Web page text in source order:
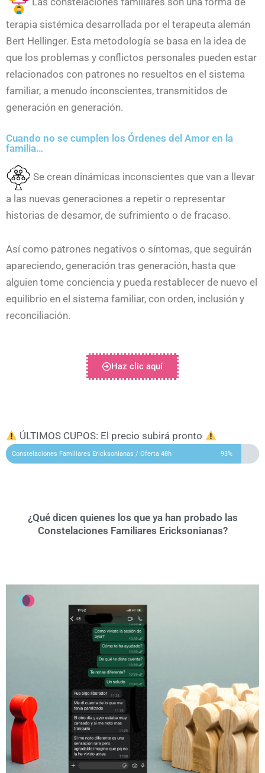
terapia sistémica desarrollada por el terapeuta alemán
Bert Hellinger. Esta metodología se basa en la idea de
que los problemas y conflictos personales pueden estar
relacionados con patrones no resueltos en el sistema
familiar, a menudo inconscientes, transmitidos de
generación en generación.
Cuando no se cumplen los Órdenes del Amor en la
familia…
Se crean dinámicas inconscientes que van a llevar
a las nuevas generaciones a repetir o representar
historias de desamor, de sufrimiento o de fracaso.
Así como patrones negativos o síntomas, que seguirán
apareciendo, generación tras generación, hasta que
alguien tome conciencia y pueda restablecer de nuevo el
equilibrio en el sistema familiar, con orden, inclusión y
reconciliación.
Haz clic aquí
ÚLTIMOS CUPOS: El precio subirá pronto
Constelaciones Familiares Ericksonianas / Oferta 48h 93%
¿Qué dicen quienes los que ya han probado las
Constelaciones Familiares Ericksonianas?